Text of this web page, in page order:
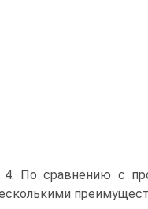
4. По сравнению с